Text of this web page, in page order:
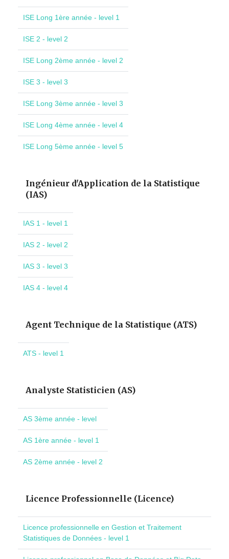
ISE Long 1ère année - level 1
ISE 2 - level 2
ISE Long 2ème année - level 2
ISE 3 - level 3
ISE Long 3ème année - level 3
ISE Long 4ème année - level 4
ISE Long 5ème année - level 5
Ingénieur d'Application de la Statistique
(IAS)
IAS 1 - level 1
IAS 2 - level 2
IAS 3 - level 3
IAS 4 - level 4
Agent Technique de la Statistique (ATS)
ATS - level 1
Analyste Statisticien (AS)
AS 3ème année - level
AS 1ère année - level 1
AS 2ème année - level 2
Licence Professionnelle (Licence)
Licence professionnelle en Gestion et Traitement
Statistiques de Données - level 1